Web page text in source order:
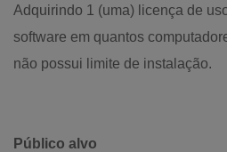
Adquirindo 1 (uma) licença de
software em quantos
não possui limite de instalação.
Público alvo